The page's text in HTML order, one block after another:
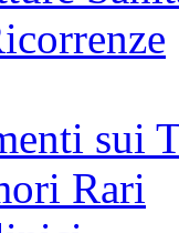
sui
Rari